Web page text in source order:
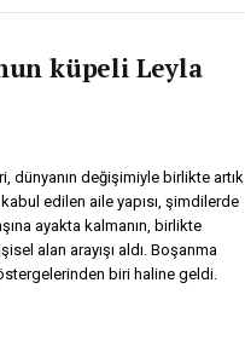
küpeli Leyla
dünyanın değişimiyle birlikte artık
edilen aile yapısı, şimdilerde
ayakta kalmanın, birlikte
alan arayışı aldı. Boşanma
biri haline geldi.